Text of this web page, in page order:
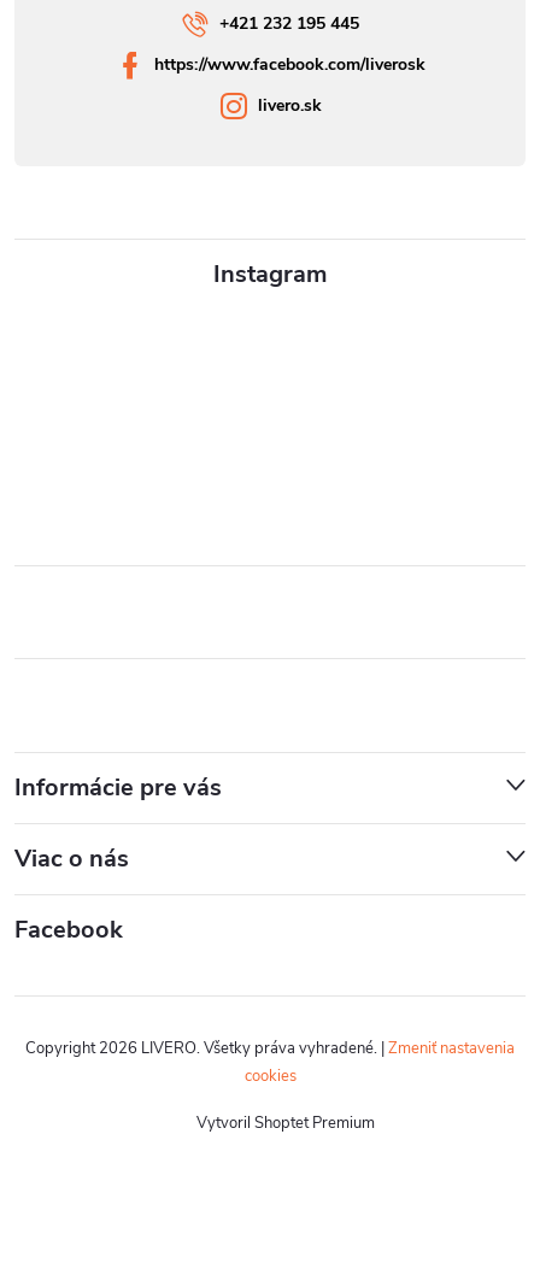
Instagram
Informácie pre vás
Viac o nás
Facebook
+421 232 195 445
https://www.facebook.com/liverosk
livero.sk
Vytvoril Shoptet Premium
Copyright 2026 LIVERO. Všetky práva vyhradené. |Zmeniť nastavenia
cookies